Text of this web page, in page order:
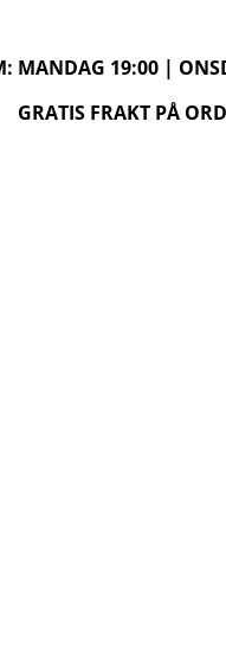
MANDAG 19:00 |
GRATIS FRAKT PÅ